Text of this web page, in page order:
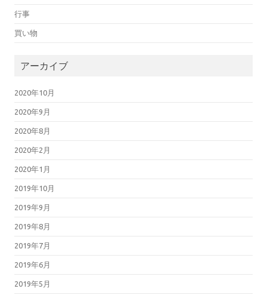
行事
買い物
アーカイブ
2020年10月
2020年9月
2020年8月
2020年2月
2020年1月
2019年10月
2019年9月
2019年8月
2019年7月
2019年6月
2019年5月